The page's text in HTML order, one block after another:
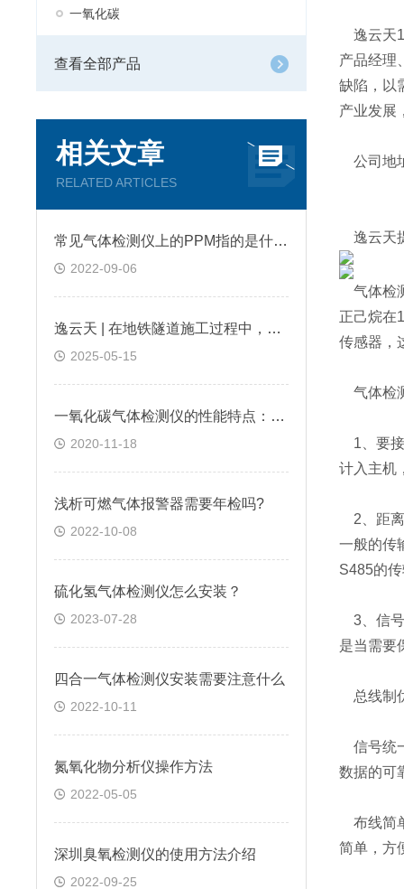
一氧化碳
查看全部产品
相关文章
RELATED ARTICLES
常见气体检测仪上的PPM指的是什么?
2022-09-06
逸云天 | 在地铁隧道施工过程中，便携式气体检测仪是如何预警缺氧环境的？
2025-05-15
一氧化碳气体检测仪的性能特点：逸云天分享
2020-11-18
浅析可燃气体报警器需要年检吗?
2022-10-08
硫化氢气体检测仪怎么安装？
2023-07-28
四合一气体检测仪安装需要注意什么
2022-10-11
氮氧化物分析仪操作方法
2022-05-05
深圳臭氧检测仪的使用方法介绍
2022-09-25
逸云天
产品经理
缺陷，以
产业发展
公司地
逸云天
气体检
正己烷在
传感器，
气体检
1、要接
计入主机
2、距离
一般的传
S485的
3、信号
是当需要
总线制
信号统
数据的可
布线简
简单，方